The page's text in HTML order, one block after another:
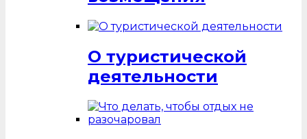
О туристической
деятельности